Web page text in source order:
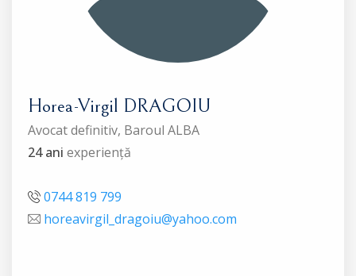
Horea-Virgil DRAGOIU
Avocat definitiv, Baroul ALBA
24 ani experiență
0744 819 799
horeavirgil_dragoiu@yahoo.com